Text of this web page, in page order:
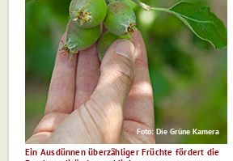
Foto: Die Grüne Kamera
Ein Ausdünnen überzähliger Früchte fördert die